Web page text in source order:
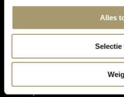
Alles
Selectie
ALGEMENE VOORWAARDEN